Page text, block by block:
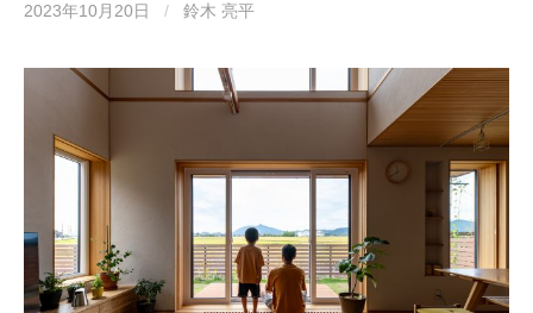
2023年10月20日 / 鈴木 亮平